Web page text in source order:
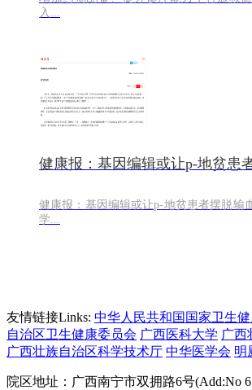
入...
健康报：基因编辑或让p-地贫患
健康报：基因编辑或让p-地贫患者摆脱输
学...
友情链接Links: 中华人民共和国国家卫生
自治区卫生健康委员会 广西医科大学 广西
广西壮族自治区科学技术厅 中华医学会 明
院区地址：广西南宁市双拥路6号(Add:No